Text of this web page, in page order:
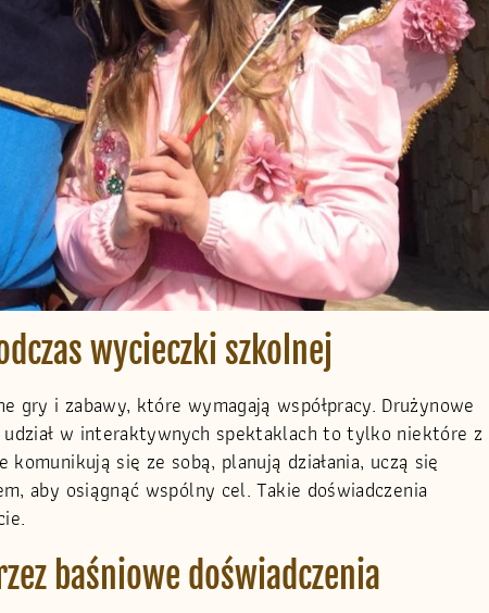
wycieczki szkolnej
gry i zabawy, które wymagają współpracy. Drużynowe
w interaktywnych spektaklach to tylko niektóre z
się ze sobą, planują działania, uczą się
aby osiągnąć wspólny cel. Takie doświadczenia
baśniowe doświadczenia